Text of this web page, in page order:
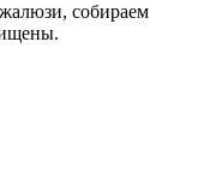
собираем